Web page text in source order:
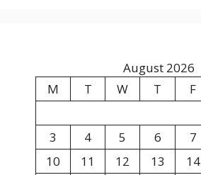
August 2026
M
T W T F
3
4 5 6 7
10
11 12 13 14